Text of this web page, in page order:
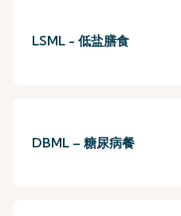
LSML - 低盐膳食
DBML – 糖尿病餐